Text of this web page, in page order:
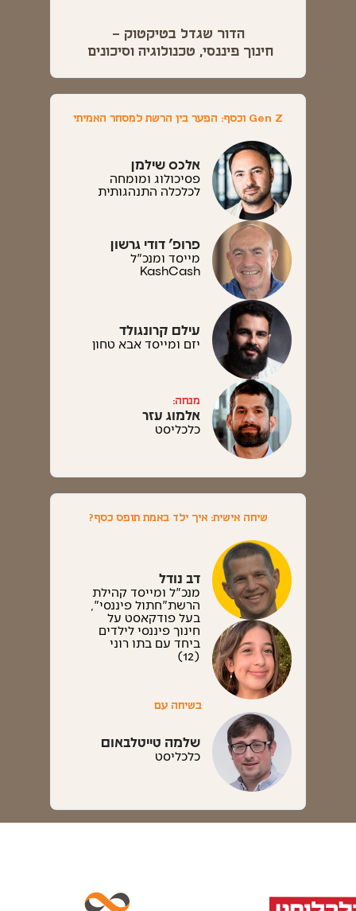
הדור שגדל בטיקטוק –
חינוך פיננסי, טכנולוגיה וסיכונים
Gen Z וכסף: הפער בין הרשת למסחר האמיתי
אלכס שילמן
פסיכולוג ומומחה
לכלכלה התנהגותית
פרופ' דודי גרשון
מייסד ומנכ"ל
KashCash
עילם קרונגולד
יזם ומייסד אבא טחון
מנחה:
אלמוג עזר
כלכליסט
שיחה אישית: איך ילד באמת תופס כסף?
דב נודל
מנכ"ל ומייסד קהילת
הרשת"חתול פיננסי",
בעל פודקאסט על
חינוך פיננסי לילדים
ביחד עם בתו רוני
(12)
בשיחה עם
שלמה טייטלבאום
כלכליסט